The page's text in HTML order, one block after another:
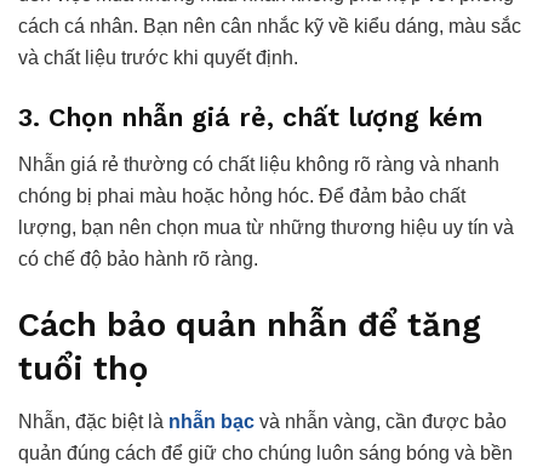
cách cá nhân. Bạn nên cân nhắc kỹ về kiểu dáng, màu sắc
và chất liệu trước khi quyết định.
3. Chọn nhẫn giá rẻ, chất lượng kém
Nhẫn giá rẻ thường có chất liệu không rõ ràng và nhanh
chóng bị phai màu hoặc hỏng hóc. Để đảm bảo chất
lượng, bạn nên chọn mua từ những thương hiệu uy tín và
có chế độ bảo hành rõ ràng.
Cách bảo quản nhẫn để tăng
tuổi thọ
Nhẫn, đặc biệt là nhẫn bạc và nhẫn vàng, cần được bảo
quản đúng cách để giữ cho chúng luôn sáng bóng và bền